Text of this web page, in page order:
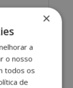
×
a
o nosso
todos os
de